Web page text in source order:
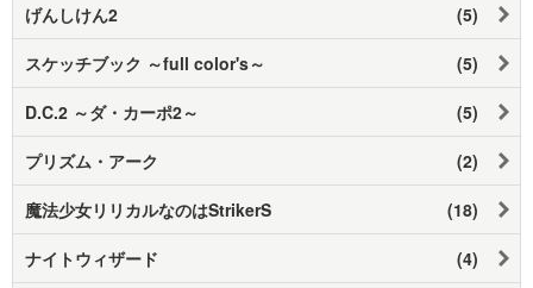
げんしけん2 (5)
スケッチブック ～full color's～ (5)
D.C.2 ～ダ・カーポ2～ (5)
プリズム・アーク (2)
魔法少女リリカルなのはStrikerS (18)
ナイトウィザード (4)